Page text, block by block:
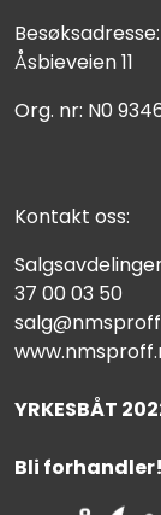
Besøksadresse:
Åsbieveien 11
Org. nr: N0
Kontakt oss:
37 00 03 50
YRKESBÅT
Bli forhandler!